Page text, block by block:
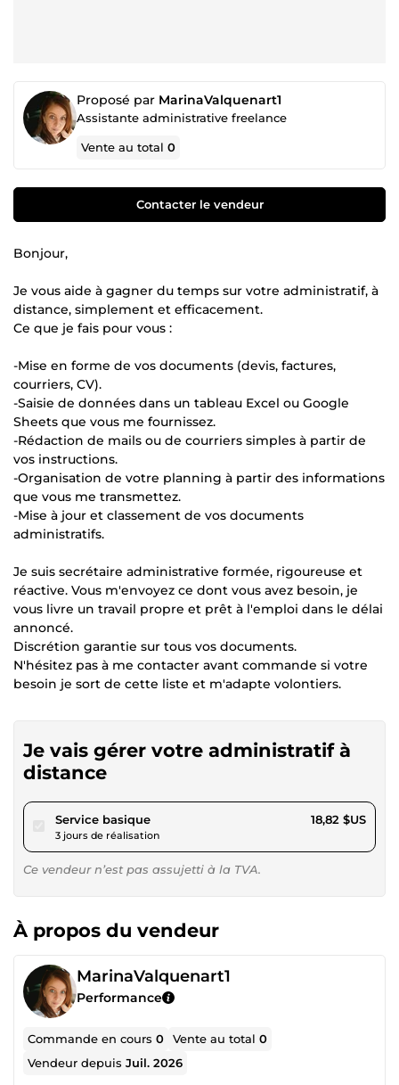
Proposé par MarinaValquenart1
Assistante administrative freelance
Vente au total0
Contacter le vendeur
Bonjour,
Je vous aide à gagner du temps sur votre administratif, à
distance, simplement et efficacement.
Ce que je fais pour vous :
-Mise en forme de vos documents (devis, factures,
courriers, CV).
-Saisie de données dans un tableau Excel ou Google
Sheets que vous me fournissez.
-Rédaction de mails ou de courriers simples à partir de
vos instructions.
-Organisation de votre planning à partir des informations
que vous me transmettez.
-Mise à jour et classement de vos documents
administratifs.
Je suis secrétaire administrative formée, rigoureuse et
réactive. Vous m'envoyez ce dont vous avez besoin, je
vous livre un travail propre et prêt à l'emploi dans le délai
annoncé.
Discrétion garantie sur tous vos documents.
N'hésitez pas à me contacter avant commande si votre
besoin je sort de cette liste et m'adapte volontiers.
Je vais gérer votre administratif à
distance
Service basiquepour 17,34 $US
3 jours de réalisation
18,82 $US
Ce vendeur n’est pas assujetti à la TVA.
À propos du vendeur
MarinaValquenart1
Performance
Commande en cours0 Vente au total0
Vendeur depuisJuil. 2026